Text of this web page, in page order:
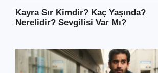
Kayra Sır Kimdir? Kaç Yaşında?
Nerelidir? Sevgilisi Var Mı?